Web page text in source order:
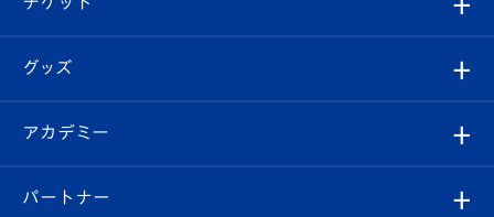
チケット
イベント
メディア
エンブレム紹介
スタッフプロフィール
マスコット紹介
はじめての観戦ガイド
Revive Team
ヴィヴィくんの長崎おもてなしガイド
フォトギャラリー
スタジアムグルメ
チケット
V-LOVERS（ファンクラブ）
グッズ
オンラインショップ
アカデミー
育成からのお知らせ
パートナー